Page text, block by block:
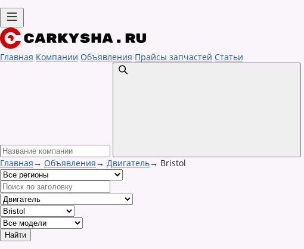
Главная Компании Объявления Прайсы запчастей Статьи
Главная→ Объявления→ Двигатель→ Bristol